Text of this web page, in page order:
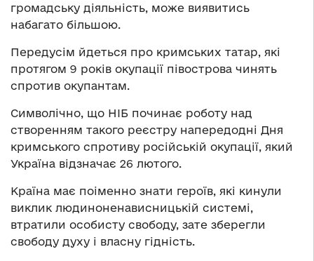
громадську діяльність, може виявитись
набагато більшою.
Передусім йдеться про кримських татар, які
протягом 9 років окупації півострова чинять
спротив окупантам.
Символічно, що НІБ починає роботу над
створенням такого реєстру напередодні Дня
кримського спротиву російській окупації, який
Україна відзначає 26 лютого.
Країна має поіменно знати героїв, які кинули
виклик людиноненависницькій системі,
втратили особисту свободу, зате зберегли
свободу духу і власну гідність.